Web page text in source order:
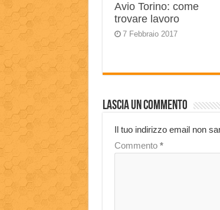
Avio Torino: come
trovare lavoro
7 Febbraio 2017
Lascia un commento
Il tuo indirizzo email non
Commento *